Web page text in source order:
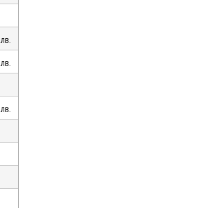
лв.
лв.
лв.